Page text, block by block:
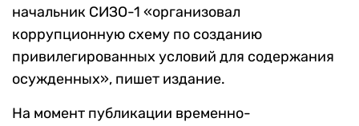
начальник СИЗО-1 «организовал
коррупционную схему по созданию
привилегированных условий для содержания
осужденных», пишет издание.
На момент публикации временно-